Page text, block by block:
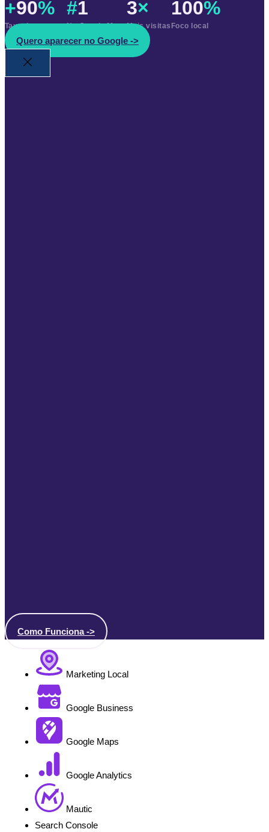
+90%
Taxa de sucesso
#1
No Google Maps
3×
Mais visitas
100%
Foco local
Quero aparecer no Google ->
Como Funciona ->
Marketing Local
Google Business
Google Maps
Google Analytics
Mautic
Search Console